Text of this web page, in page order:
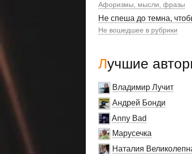
Афоризмы, мысли, фразы
Не спеша до темна,
Не вошедшее в рубрики
Лучшие
Владимир Лучит
Андрей Бонди
Anny Bad
Марусечка
Наталия